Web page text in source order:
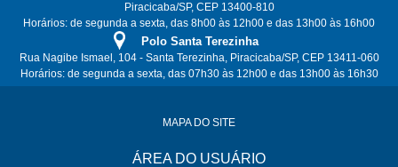
Piracicaba/SP, CEP 13400-810
Horários: de segunda a sexta, das 8h00 às 12h00 e das 13h00 às 16h00
Polo Santa Terezinha
Rua Nagibe Ismael, 104 - Santa Terezinha, Piracicaba/SP, CEP 13411-060
Horários: de segunda a sexta, das 07h30 às 12h00 e das 13h00 às 16h30
MAPA DO SITE
ÁREA DO USUÁRIO